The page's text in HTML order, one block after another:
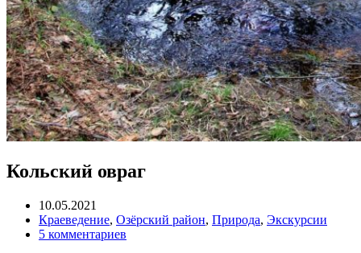
Кольский овраг
10.05.2021
Краеведение, Озёрский район, Природа, Экскурсии
5 комментариев